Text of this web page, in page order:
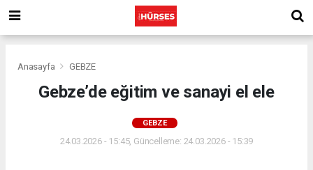
Anasayfa GEBZE
Gebze’de eğitim ve sanayi el ele
GEBZE
24.03.2026 - 15:45, Güncelleme: 24.03.2026 - 15:39